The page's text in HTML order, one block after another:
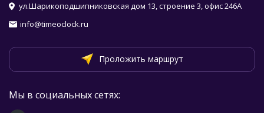
ул.Шарикоподшипниковская дом 13, строение 3, офис 246А
info@timeoclock.ru
Проложить маршрут
Мы в социальных сетях: